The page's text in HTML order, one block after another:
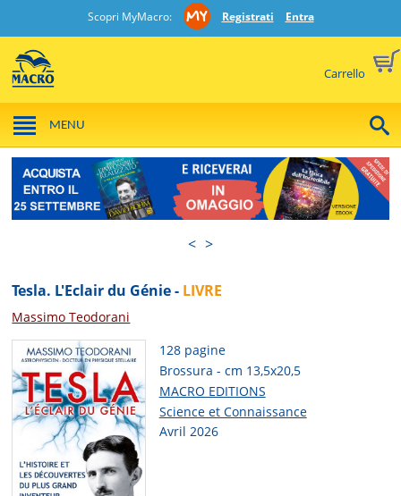
Scopri MyMacro: Registrati Entra
Carrello
MENU
< >
Tesla. L'Eclair du Génie - LIVRE
Massimo Teodorani
128 pagine
Brossura - cm 13,5x20,5
MACRO EDITIONS
Science et Connaissance
Avril 2026